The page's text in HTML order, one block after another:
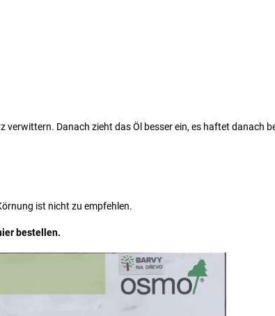
verwittern. Danach zieht das Öl besser ein, es haftet danach
ist nicht zu empfehlen.
bestellen.